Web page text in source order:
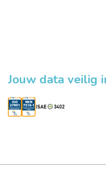
Jouw data veilig